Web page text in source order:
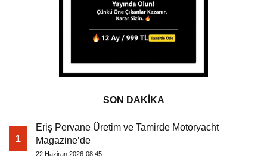
SON DAKİKA
1
Eriş Pervane Üretim ve Tamirde Motoryacht
Magazine’de
22 Haziran 2026-08:45